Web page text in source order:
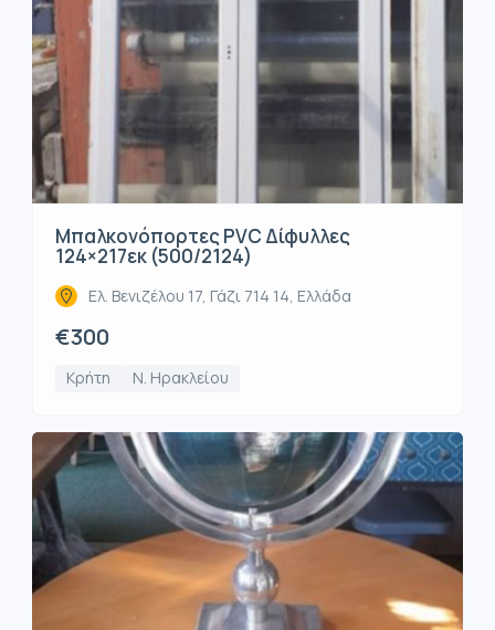
Μπαλκονόπορτες PVC Δίφυλλες
124×217εκ (500/2124)
Ελ. Βενιζέλου 17, Γάζι 714 14, Ελλάδα
€300
Κρήτη Ν. Ηρακλείου